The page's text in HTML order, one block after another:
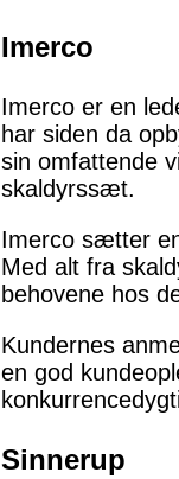
Imerco
Imerco er en
har siden da
sin omfattende
skaldyrssæt.
Imerco sætter
Med alt fra
behovene hos
Kundernes
en god
Sinnerup